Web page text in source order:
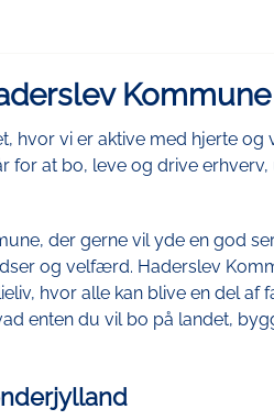
Kommune
hvor vi er aktive med hjerte og
for at bo, leve og drive
der gerne vil yde en god
og velfærd. Haderslev
hvor alle kan blive en del af
enten du vil bo på landet,